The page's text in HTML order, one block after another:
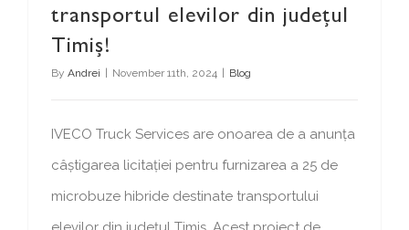
transportul elevilor din județul
Timiș!
By Andrei November 11th, 2024 Blog
IVECO Truck Services are onoarea de a anunța
câștigarea licitației pentru furnizarea a 25 de
microbuze hibride destinate transportului